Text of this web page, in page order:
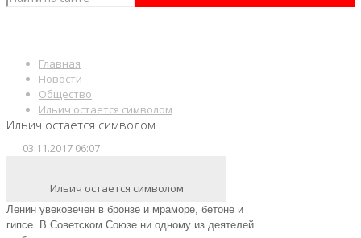
Главная
Новости
Общество
Ильич остается символом
Ильич остается символом
03.11.2017 06:07
Ильич остается символом
Ленин увековечен в бронзе и мраморе, бетоне и
гипсе. В Советском Союзе ни одному из деятелей